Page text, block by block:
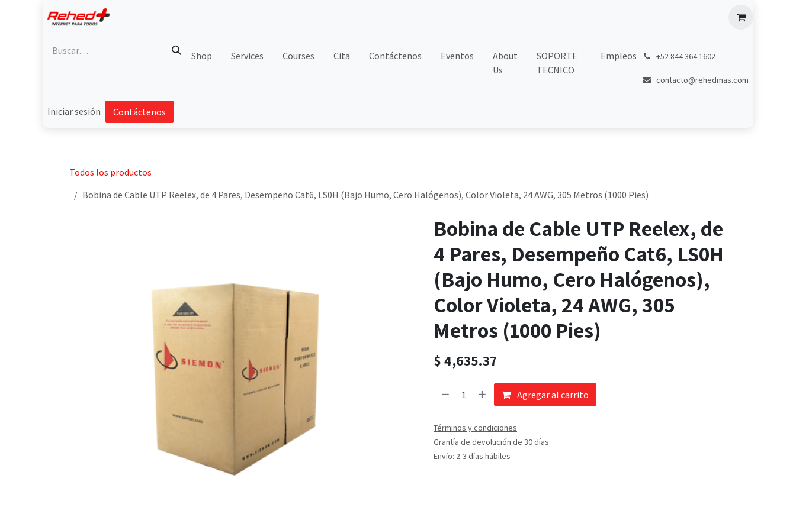
Shop Services Courses Cita Contáctenos Eventos
About
Us
SOPORTE
TECNICO
Empleos +52 844 364 1602
contacto@rehedmas.com
Iniciar sesión Contáctenos
Todos los productos
Bobina de Cable UTP Reelex, de 4 Pares, Desempeño Cat6, LS0H (Bajo Humo, Cero Halógenos), Color Violeta, 24 AWG, 305 Metros (1000 Pies)
Bobina de Cable UTP Reelex, de
4 Pares, Desempeño Cat6, LS0H
(Bajo Humo, Cero Halógenos),
Color Violeta, 24 AWG, 305
Metros (1000 Pies)
$4,635.37
Agregar al carrito
Términos y condiciones
Grantía de devolución de 30 días
Envío: 2-3 días hábiles